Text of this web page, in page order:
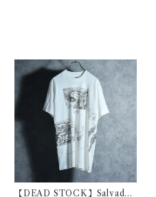
【DEAD STOCK】Salvador